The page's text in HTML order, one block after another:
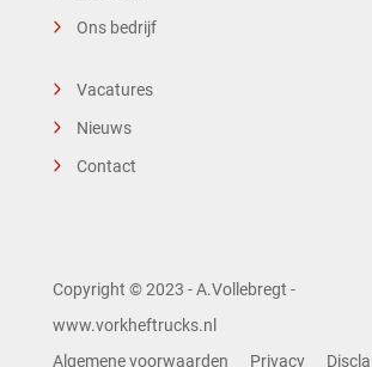
Ons bedrijf
Vacatures
Nieuws
Contact
Copyright © 2023 - A.Vollebregt -
www.vorkheftrucks.nl
Algemene voorwaarden
Privacy